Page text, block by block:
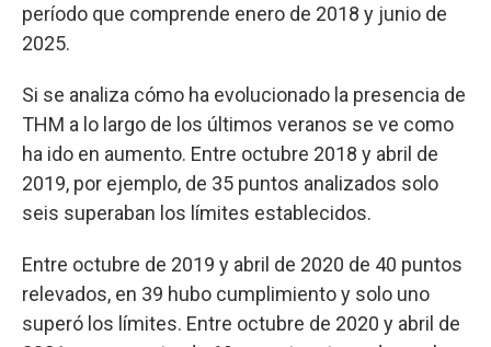
período que comprende enero de 2018 y junio de
2025.
Si se analiza cómo ha evolucionado la presencia de
THM a lo largo de los últimos veranos se ve como
ha ido en aumento. Entre octubre 2018 y abril de
2019, por ejemplo, de 35 puntos analizados solo
seis superaban los límites establecidos.
Entre octubre de 2019 y abril de 2020 de 40 puntos
relevados, en 39 hubo cumplimiento y solo uno
superó los límites. Entre octubre de 2020 y abril de